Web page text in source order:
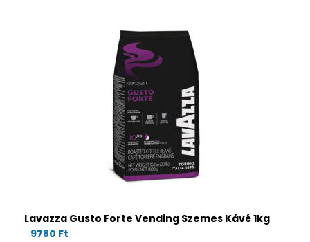
Lavazza Gusto Forte Vending Szemes Kávé 1kg
9780 Ft